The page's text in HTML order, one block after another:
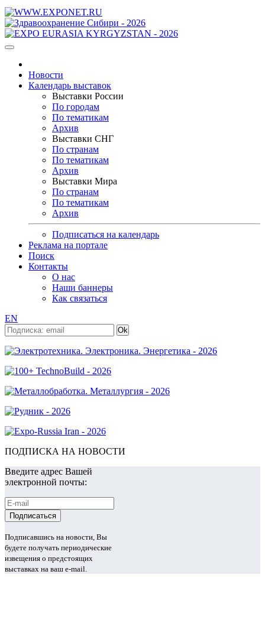
Новости
Календарь выставок
Выставки России
По городам
По тематикам
Архив
Выставки СНГ
По странам
По тематикам
Архив
Выставки Мира
По странам
По тематикам
Архив
Подписаться на календарь
Реклама на портале
Поиск
Контакты
О нас
Наши баннеры
Как связаться
EN
ПОДПИСКА НА НОВОСТИ
Введите адрес Вашей
электронной почты:
Подписавшись на новости, Вы
будете получать периодические
извещения о предстоящих
выставках на ваш e-mail.